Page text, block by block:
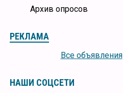
Архив опросов
РЕКЛАМА
Все объявления
НАШИ СОЦСЕТИ